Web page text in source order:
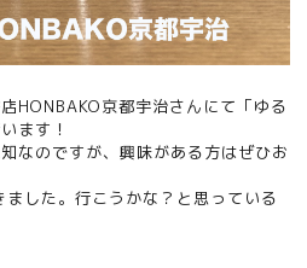
HONBAKO京都宇治さんにて「ゆる
ます！
なのですが、興味がある方はぜひお
ました。行こうかな？と思っている